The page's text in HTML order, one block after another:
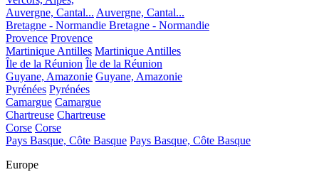
Auvergne, Cantal... Auvergne, Cantal...
Bretagne - Normandie Bretagne - Normandie
Provence Provence
Martinique Antilles Martinique Antilles
Île de la Réunion Île de la Réunion
Guyane, Amazonie Guyane, Amazonie
Pyrénées Pyrénées
Camargue Camargue
Chartreuse Chartreuse
Corse Corse
Pays Basque, Côte Basque Pays Basque, Côte Basque
Europe